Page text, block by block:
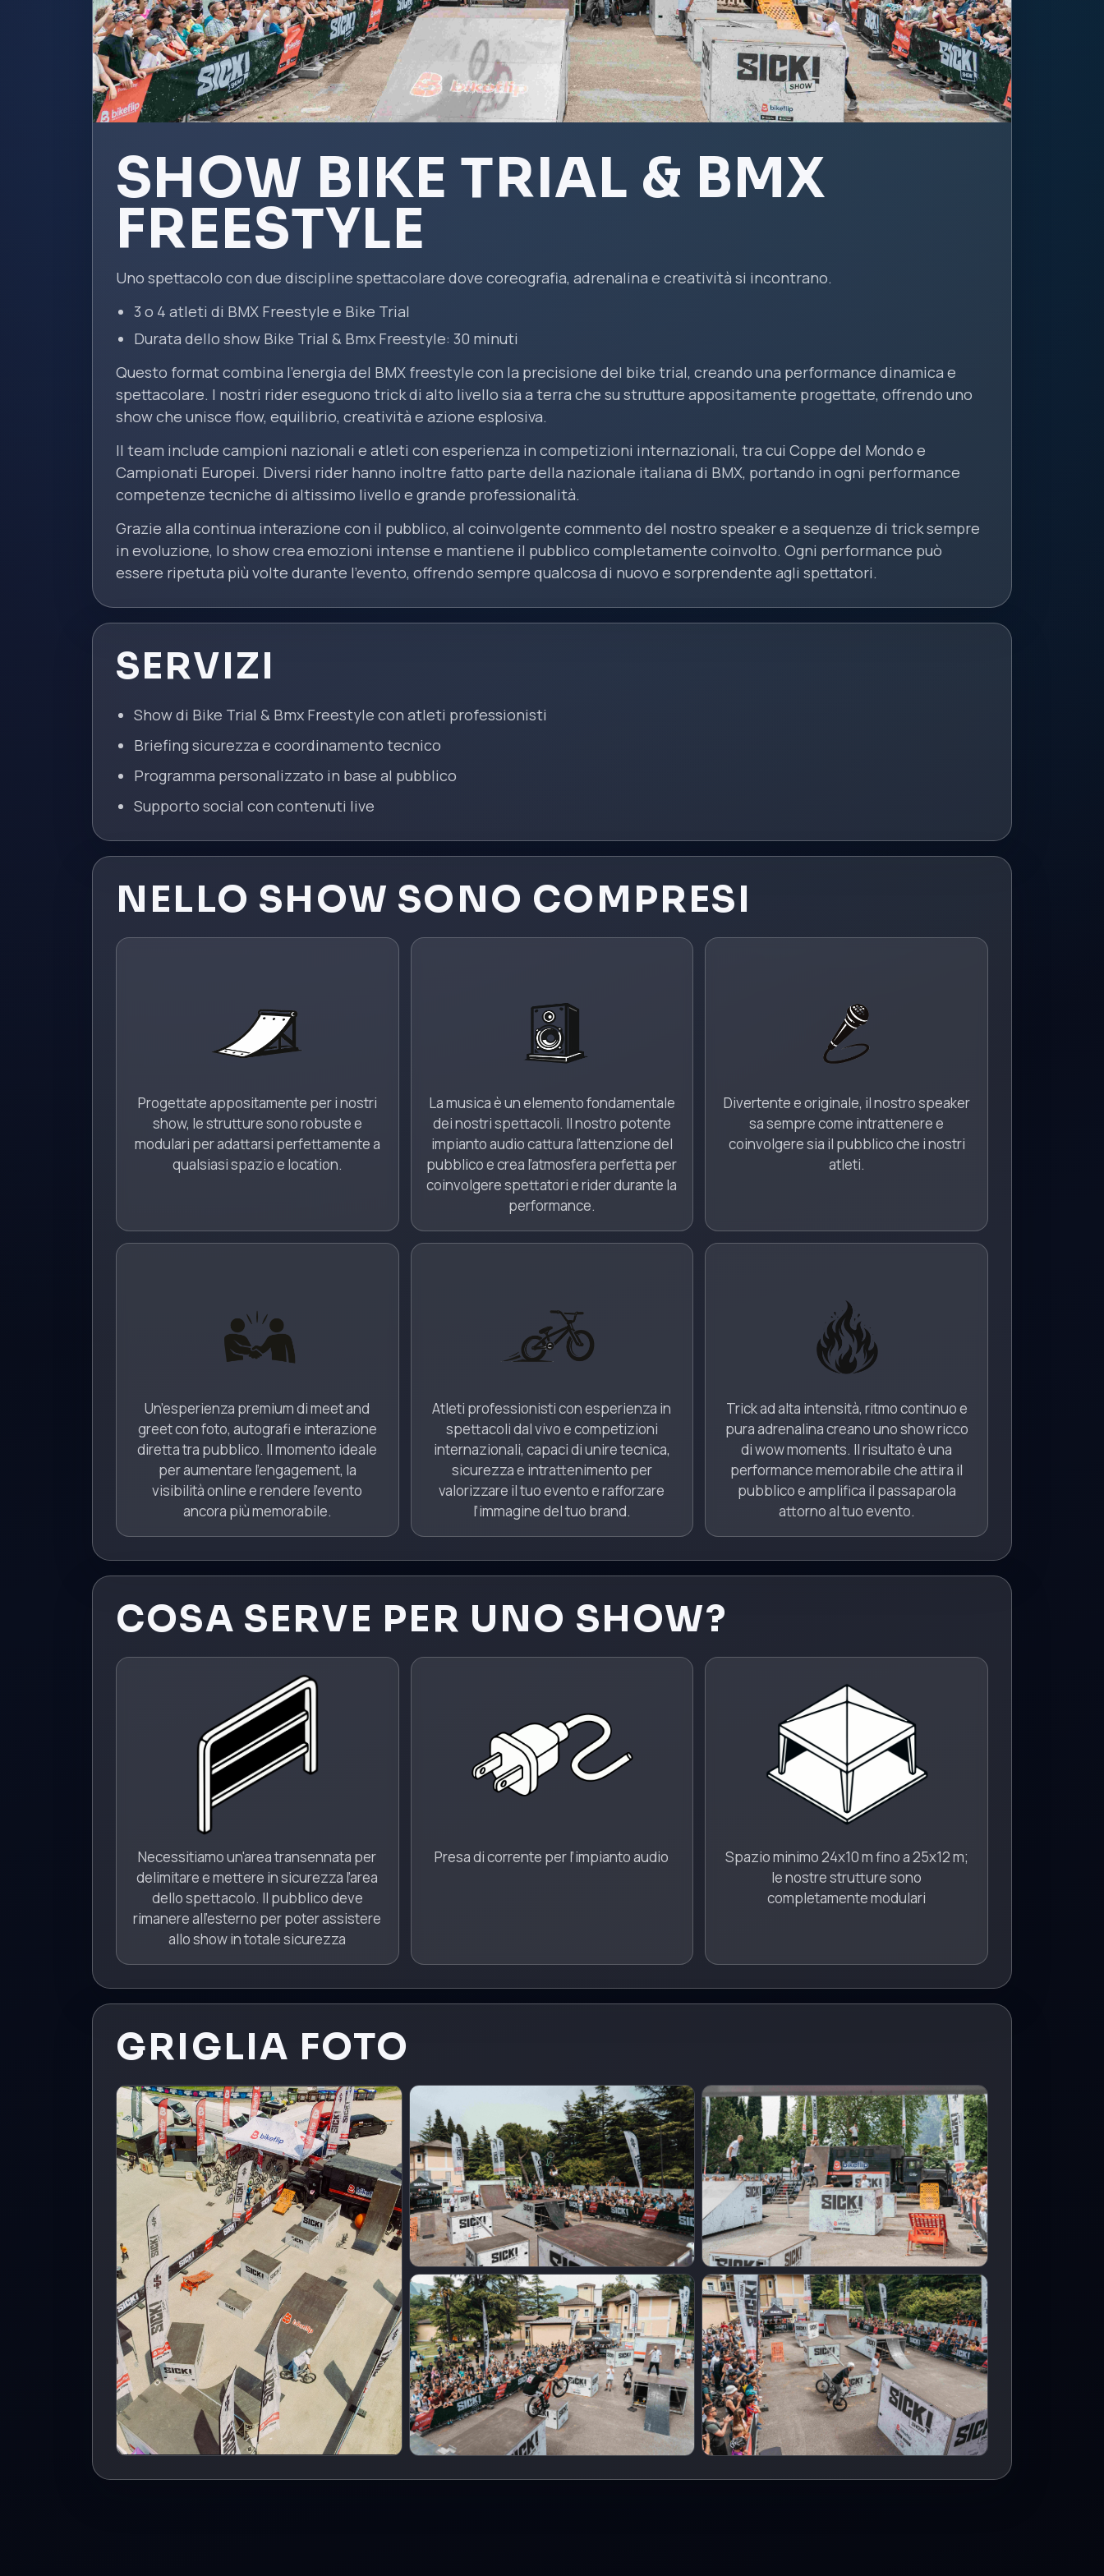
SHOW BIKE TRIAL & BMX
FREESTYLE
Uno spettacolo con due discipline spettacolare dove coreografia, adrenalina e creatività si incontrano.
3 o 4 atleti di BMX Freestyle e Bike Trial
Durata dello show Bike Trial & Bmx Freestyle: 30 minuti
Questo format combina l’energia del BMX freestyle con la precisione del bike trial, creando una performance dinamica e
spettacolare. I nostri rider eseguono trick di alto livello sia a terra che su strutture appositamente progettate, offrendo uno
show che unisce flow, equilibrio, creatività e azione esplosiva.
Il team include campioni nazionali e atleti con esperienza in competizioni internazionali, tra cui Coppe del Mondo e
Campionati Europei. Diversi rider hanno inoltre fatto parte della nazionale italiana di BMX, portando in ogni performance
competenze tecniche di altissimo livello e grande professionalità.
Grazie alla continua interazione con il pubblico, al coinvolgente commento del nostro speaker e a sequenze di trick sempre
in evoluzione, lo show crea emozioni intense e mantiene il pubblico completamente coinvolto. Ogni performance può
essere ripetuta più volte durante l’evento, offrendo sempre qualcosa di nuovo e sorprendente agli spettatori.
SERVIZI
Show di Bike Trial & Bmx Freestyle con atleti professionisti
Briefing sicurezza e coordinamento tecnico
Programma personalizzato in base al pubblico
Supporto social con contenuti live
NELLO SHOW SONO COMPRESI
Progettate appositamente per i nostri
show, le strutture sono robuste e
modulari per adattarsi perfettamente a
qualsiasi spazio e location.
La musica è un elemento fondamentale
dei nostri spettacoli. Il nostro potente
impianto audio cattura l’attenzione del
pubblico e crea l’atmosfera perfetta per
coinvolgere spettatori e rider durante la
performance.
Divertente e originale, il nostro speaker
sa sempre come intrattenere e
coinvolgere sia il pubblico che i nostri
atleti.
Un’esperienza premium di meet and
greet con foto, autografi e interazione
diretta tra pubblico. Il momento ideale
per aumentare l’engagement, la
visibilità online e rendere l’evento
ancora più memorabile.
Atleti professionisti con esperienza in
spettacoli dal vivo e competizioni
internazionali, capaci di unire tecnica,
sicurezza e intrattenimento per
valorizzare il tuo evento e rafforzare
l’immagine del tuo brand.
Trick ad alta intensità, ritmo continuo e
pura adrenalina creano uno show ricco
di wow moments. Il risultato è una
performance memorabile che attira il
pubblico e amplifica il passaparola
attorno al tuo evento.
COSA SERVE PER UNO SHOW?
Necessitiamo un'area transennata per
delimitare e mettere in sicurezza l’area
dello spettacolo. Il pubblico deve
rimanere all’esterno per poter assistere
allo show in totale sicurezza
Presa di corrente per l’impianto audio
Spazio minimo 24x10 m fino a 25x12 m;
le nostre strutture sono
completamente modulari
GRIGLIA FOTO